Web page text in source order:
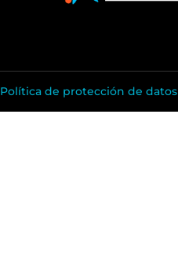
Política de protección de datos